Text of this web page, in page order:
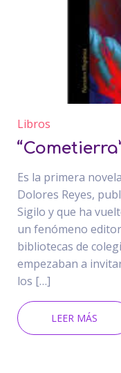
Libros
Es la primera
Dolores Reyes,
Sigilo y que ha
un fenómeno
bibliotecas de
empezaban a
los […]
LEER MÁS